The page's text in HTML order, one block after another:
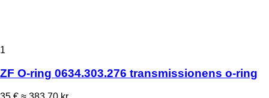
1
ZF O-ring 0634.303.276 transmissionens o-ring